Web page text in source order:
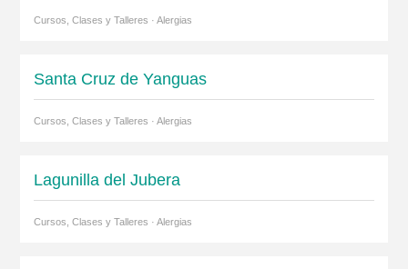
Cursos, Clases y Talleres · Alergias
Santa Cruz de Yanguas
Cursos, Clases y Talleres · Alergias
Lagunilla del Jubera
Cursos, Clases y Talleres · Alergias